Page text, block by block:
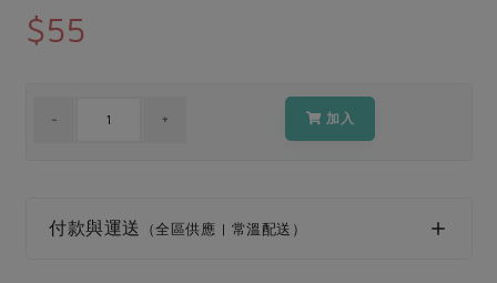
優惠專區
高麗菜海鮮煎餅
地區活動
$55
加入
付款與運送 （全區供應 | 常溫配送）